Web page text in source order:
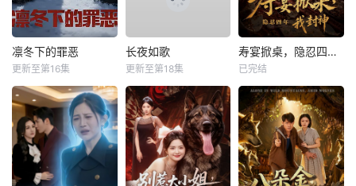
凛冬下的罪恶
更新至第16集
长夜如歌
更新至第18集
寿宴掀桌，隐忍四年我封神
已完结